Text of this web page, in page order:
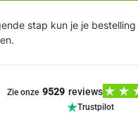
stap kun je je
Zie onze 9529 reviews
Trustpilot